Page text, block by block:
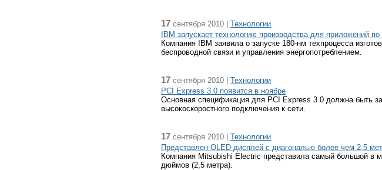
17 сентября 2010 | Технологии
IBM запускает технологию производства для приложений
Компания IBM заявила о запуске 180-нм техпроцесса
беспроводной связи и управления энергопотреблением.
17 сентября 2010 | Технологии
PCI Express 3.0 появится в ноябре
Основная спецификация для PCI Express 3.0 должна быть
высокоскоростного подключения к сети.
17 сентября 2010 | Технологии
Представлен OLED-дисплей с диагональю более чем 2,5
Компания Mitsubishi Electric представила самый большой в
дюймов (2,5 метра).